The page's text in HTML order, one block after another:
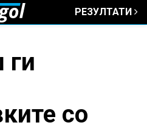
РЕЗУЛТАТИ
ги
со